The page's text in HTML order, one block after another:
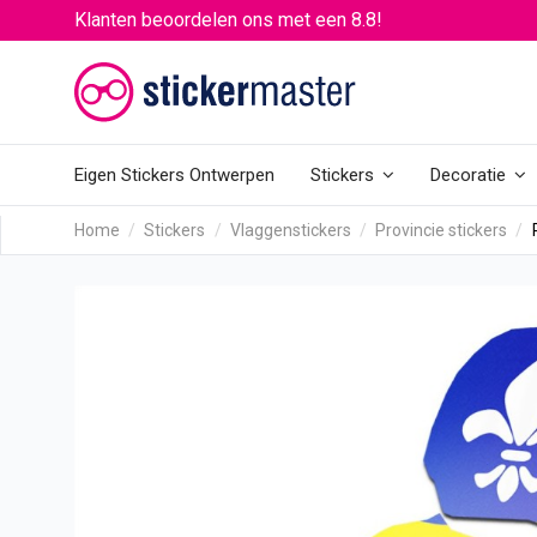
Klanten beoordelen ons met een 8.8!
Eigen Stickers Ontwerpen Stickers Decoratie
Home Stickers Vlaggenstickers Provincie stickers